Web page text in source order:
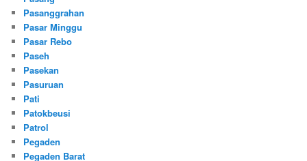
Pasanggrahan
Pasar Minggu
Pasar Rebo
Paseh
Pasekan
Pasuruan
Pati
Patokbeusi
Patrol
Pegaden
Pegaden Barat